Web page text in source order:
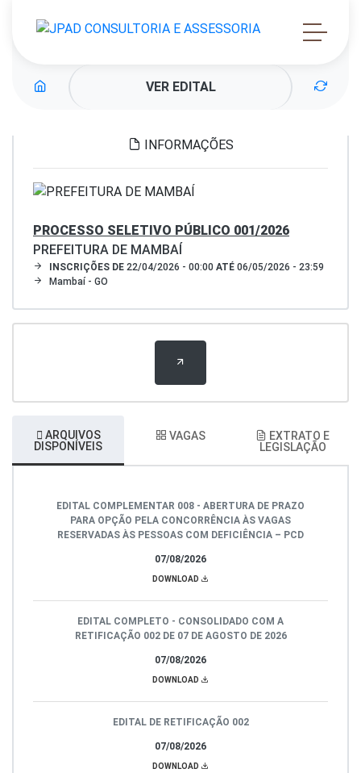
VER EDITAL
INFORMAÇÕES
PROCESSO SELETIVO PÚBLICO 001/2026
PREFEITURA DE MAMBAÍ
INSCRIÇÕES DE 22/04/2026 - 00:00 ATÉ 06/05/2026 - 23:59
Mambaí - GO
ARQUIVOS
DISPONÍVEIS
VAGAS
EXTRATO E
LEGISLAÇÃO
07/08/2026
EDITAL COMPLEMENTAR 008 - ABERTURA DE PRAZO
PARA OPÇÃO PELA CONCORRÊNCIA ÀS VAGAS
RESERVADAS ÀS PESSOAS COM DEFICIÊNCIA – PCD
DOWNLOAD
07/08/2026
EDITAL COMPLETO - CONSOLIDADO COM A
RETIFICAÇÃO 002 DE 07 DE AGOSTO DE 2026
DOWNLOAD
07/08/2026
EDITAL DE RETIFICAÇÃO 002
DOWNLOAD